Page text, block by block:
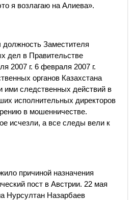
я возлагаю на Алиева».
Заместителя
дел в Правительстве
2007 г. 6 февраля 2007 г.
органов Казахстана
ими следственных действий в
исполнительных директоров
в мошенничестве.
исчезли, а все следы вели к
причиной назначения
пост в Австрии. 22 мая
Нурсултан Назарбаев